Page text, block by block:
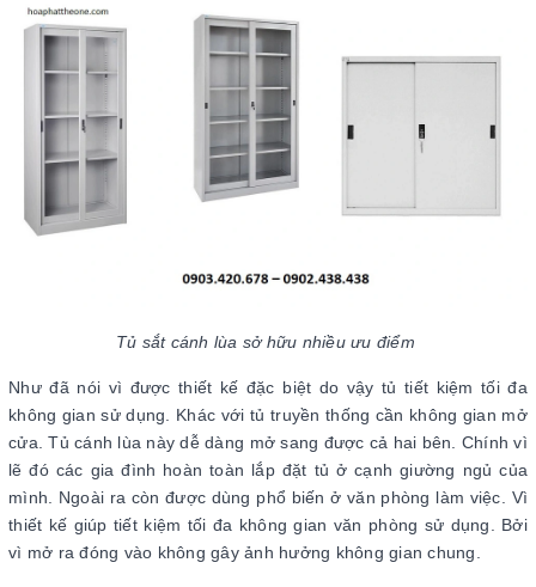
Tủ sắt cánh lùa sở hữu nhiều ưu điểm
Như đã nói vì được thiết kế đặc biệt do vậy tủ tiết kiệm tối đa
không gian sử dụng. Khác với tủ truyền thống cần không gian mở
cửa. Tủ cánh lùa này dễ dàng mở sang được cả hai bên. Chính vì
lẽ đó các gia đình hoàn toàn lắp đặt tủ ở cạnh giường ngủ của
mình. Ngoài ra còn được dùng phổ biến ở văn phòng làm việc. Vì
thiết kế giúp tiết kiệm tối đa không gian văn phòng sử dụng. Bởi
vì mở ra đóng vào không gây ảnh hưởng không gian chung.